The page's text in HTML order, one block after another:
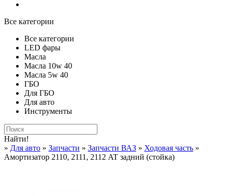
Все категории
Все категории
LED фары
Масла
Масла 10w 40
Масла 5w 40
ГБО
Для ГБО
Для авто
Инструменты
Найти!
» Для авто » Запчасти » Запчасти ВАЗ » Ходовая часть »
Амортизатор 2110, 2111, 2112 AT задний (стойка)